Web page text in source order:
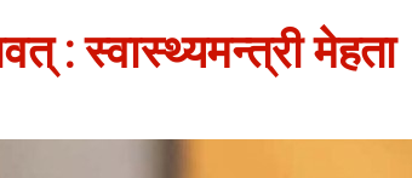
: स्वास्थ्यमन्त्री मेहता